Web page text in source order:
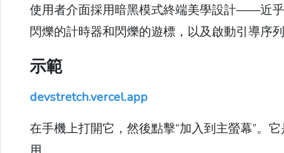
使用者介面採用暗黑模式終端美學設計——近乎
閃爍的計時器和閃爍的遊標，以及啟動引導序
示範
devstretch.vercel.app
在手機上打開它，然後點擊“加入到主螢幕”。